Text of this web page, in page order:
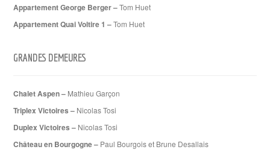
Appartement George Berger –Tom Huet
Appartement Quai Voltire 1 –Tom Huet
GRANDES DEMEURES
Chalet Aspen – Mathieu Garçon
Triplex Victoires – Nicolas Tosi
Duplex Victoires – Nicolas Tosi
Château en Bourgogne – Paul Bourgois et Brune Desallais